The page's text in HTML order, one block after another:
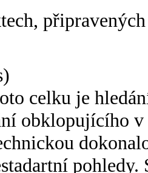
celku je
obklopujícího v